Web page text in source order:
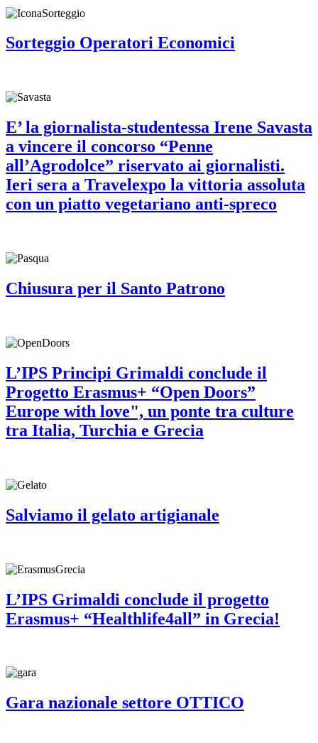
Sorteggio Operatori Economici
E’ la giornalista-studentessa Irene Savasta
a vincere il concorso “Penne
all’Agrodolce” riservato ai giornalisti.
Ieri sera a Travelexpo la vittoria assoluta
con un piatto vegetariano anti-spreco
Chiusura per il Santo Patrono
L’IPS Principi Grimaldi conclude il
Progetto Erasmus+ “Open Doors”
Europe with love", un ponte tra culture
tra Italia, Turchia e Grecia
Salviamo il gelato artigianale
L’IPS Grimaldi conclude il progetto
Erasmus+ “Healthlife4all” in Grecia!
Gara nazionale settore OTTICO